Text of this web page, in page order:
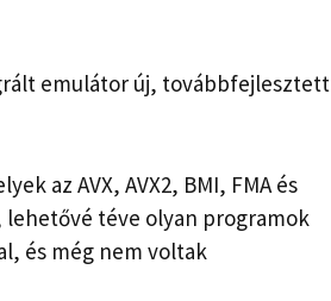
emulátor új, továbbfejlesztett
az AVX, AVX2, BMI, FMA és
lehetővé téve olyan programok
és még nem voltak